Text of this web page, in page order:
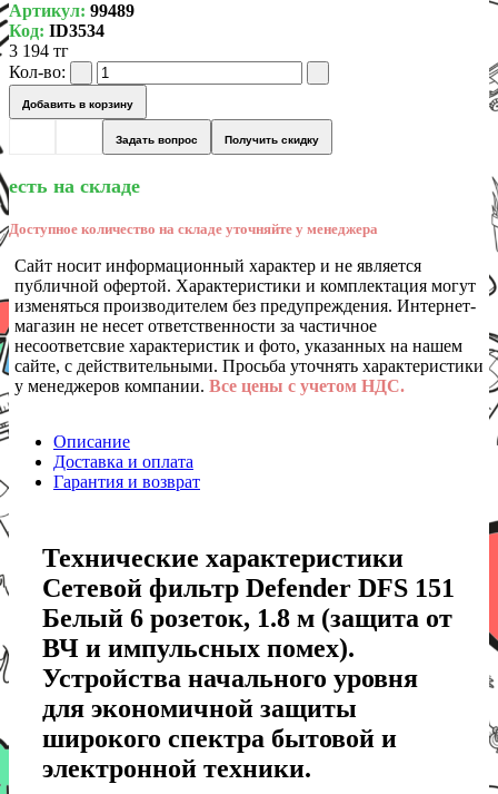
Артикул: 99489
Код: ID3534
3 194 тг
Кол-во:
Добавить в корзину
Задать вопрос Получить скидку
есть на складе
Доступное количество на складе уточняйте у менеджера
Сайт носит информационный характер и не является
публичной офертой. Характеристики и комплектация могут
изменяться производителем без предупреждения. Интернет-
магазин не несет ответственности за частичное
несоответсвие характеристик и фото, указанных на нашем
сайте, с действительными. Просьба уточнять характеристики
у менеджеров компании. Все цены с учетом НДС.
Описание
Доставка и оплата
Гарантия и возврат
Технические характеристики
Сетевой фильтр Defender DFS 151
Белый 6 розеток, 1.8 м (защита от
ВЧ и импульсных помех).
Устройства начального уровня
для экономичной защиты
широкого спектра бытовой и
электронной техники.